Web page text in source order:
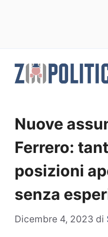
Nuove
Ferrero:
posizioni
senza
Dicembre 4, 2023 di